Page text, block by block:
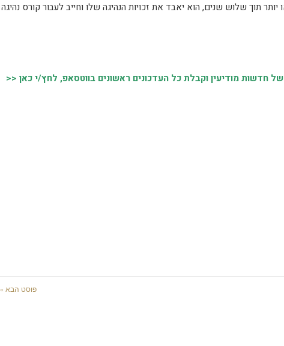
תוך שלוש שנים, הוא יאבד את זכויות הנהיגה שלו וחייב לעבור קורס נהיגה
חדשות מודיעין וקבלת כל העדכונים ראשונים בווטסאפ, לחץ/י כאן <<
פוסט הבא »